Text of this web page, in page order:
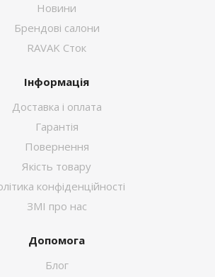
Новини
Брендові салони
RAVAK Сток
Інформація
Доставка і оплата
Гарантія
Повернення
Якість товару
конфіденційності
ЗМІ про нас
Допомога
Блог